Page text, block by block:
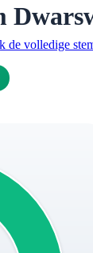
de volledige